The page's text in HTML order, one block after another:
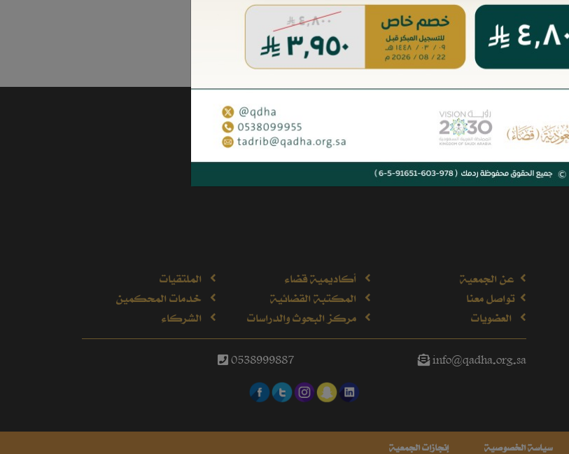
عن الجمعية
تواصل معنا
العضويات
أكاديمية قضاء
المكتبة القضائية
مركز البحوث والدراسات
الملتقيات
خدمات المحكمين
الشركاء
info@qadha.org.sa
0538999887
سياسة الخصوصية إنجازات الجمعية